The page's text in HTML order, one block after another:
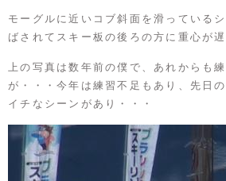
モーグルに近いコブ斜面を滑っている
ばされてスキー板の後ろの方に重心が遅
上の写真は数年前の僕で、あれからも
が・・・今年は練習不足もあり、先日
イチなシーンがあり・・・